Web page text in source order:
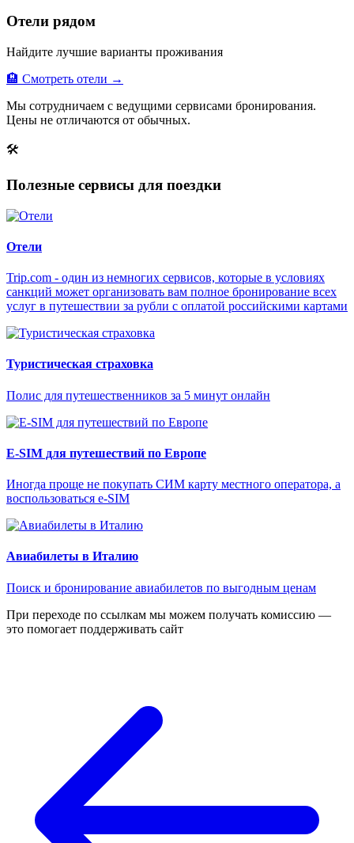
Отели рядом
Найдите лучшие варианты проживания
🏨 Смотреть отели →
Мы сотрудничаем с ведущими сервисами бронирования.
Цены не отличаются от обычных.
🛠
Полезные сервисы для поездки
Отели
Trip.com - один из немногих сервисов, которые в условиях
санкций может организовать вам полное бронирование всех
услуг в путешествии за рубли с оплатой российскими картами
Туристическая страховка
Полис для путешественников за 5 минут онлайн
E-SIM для путешествий по Европе
Иногда проще не покупать СИМ карту местного оператора, а
воспользоваться e-SIM
Авиабилеты в Италию
Поиск и бронирование авиабилетов по выгодным ценам
При переходе по ссылкам мы можем получать комиссию —
это помогает поддерживать сайт